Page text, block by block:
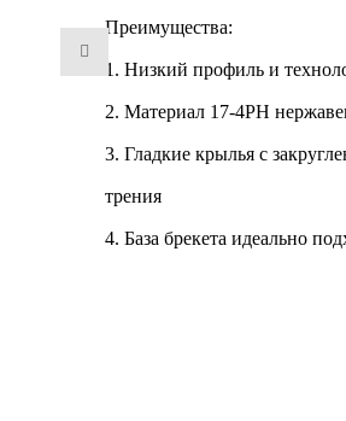
Преимущества:
1. Низкий профиль и
2. Материал 17-4PH
3. Гладкие крылья с
трения
4. База брекета идеально